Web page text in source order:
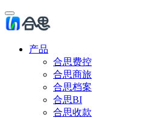
产品
合思费控
合思商旅
合思档案
合思BI
合思收款